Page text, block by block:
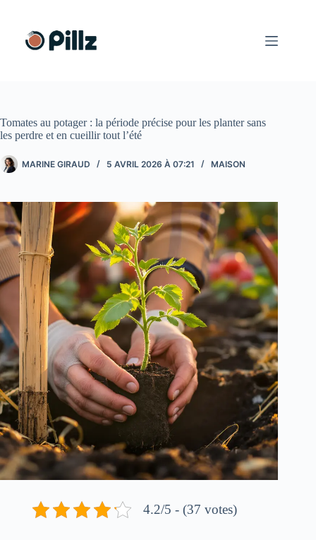
contenu
Tomates au potager : la période précise pour les planter sans
les perdre et en cueillir tout l’été
MARINE GIRAUD 5 AVRIL 2026 À 07:21 MAISON
4.2/5 - (37 votes)